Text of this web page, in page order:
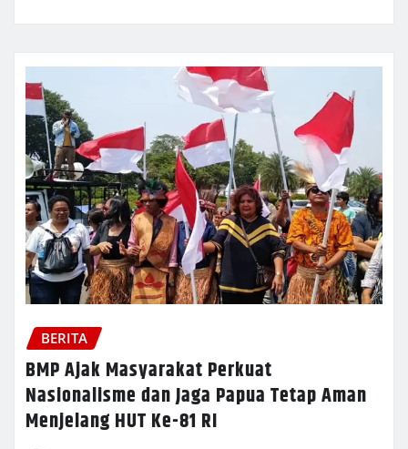
BERITA
BMP Ajak Masyarakat Perkuat
Nasionalisme dan Jaga Papua Tetap Aman
Menjelang HUT Ke-81 RI